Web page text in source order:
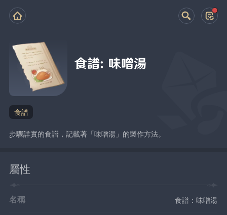
食譜：味噌湯
食譜
步驟詳實的食譜，記載著「味噌湯」的製作方法。
屬性
名稱 食譜：味噌湯